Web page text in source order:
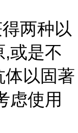
两种以
,或是不
体以固著
虑使用